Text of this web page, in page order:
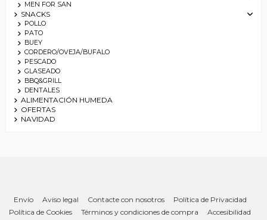
MEN FOR SAN
SNACKS
POLLO
PATO
BUEY
CORDERO/OVEJA/BUFALO
PESCADO
GLASEADO
BBQ&GRILL
DENTALES
ALIMENTACIÓN HUMEDA
OFERTAS
NAVIDAD
Envío Aviso legal Contacte con nosotros
Política de Privacidad
Política de Cookies
Términos y condiciones de compra Accesibilidad